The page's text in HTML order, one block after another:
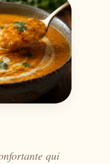
qui